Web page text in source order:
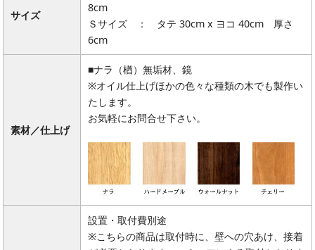
サイズ
8cm
Ｓサイズ ： タテ 30cm x ヨコ 40cm 厚さ
6cm
素材／仕上げ
■ナラ（楢）無垢材、鏡
※オイル仕上げほかの色々な種類の木でも製作い
たします。
お気軽にお問合せ下さい。
設置・取付費別途
※こちらの商品は取付時に、壁への穴あけ、接着